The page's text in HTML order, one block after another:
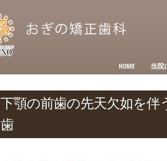
HOME 当院
下顎の前歯の先天欠如を伴
歯